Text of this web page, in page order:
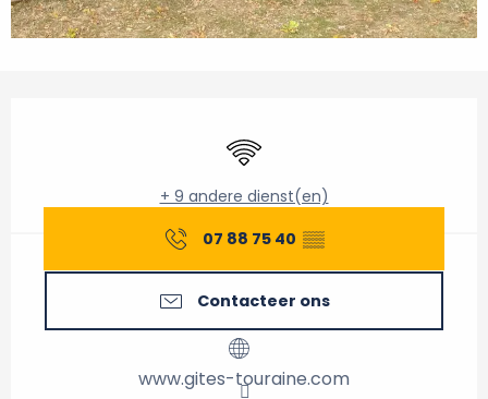
Wifi
+ 9 andere dienst(en)
07 88 75 40 ▒▒
Contacteer ons
www.gites-touraine.com